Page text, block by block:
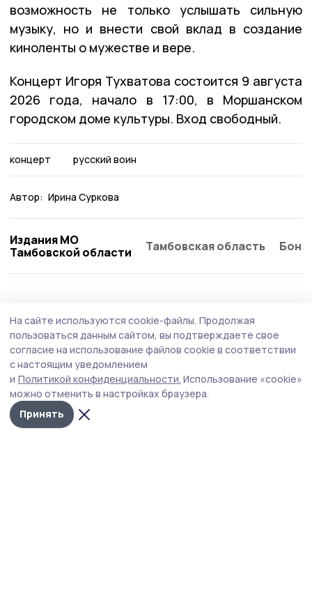
возможность не только услышать сильную
музыку, но и внести свой вклад в создание
киноленты о мужестве и вере.
Концерт Игоря Тухватова состоится 9 августа
2026 года, начало в 17:00, в Моршанском
городском доме культуры. Вход свободный.
концерт русский воин
Автор: Ирина Суркова
Издания МО
Тамбовской области
Тамбовская область
Помним, гордимся: «Ростелеком», Единая
Россия и «Леста» проведут кибертурнир
«Битва за Москву»
На сайте используются cookie-файлы. Продолжая
пользоваться данным сайтом, вы подтверждаете свое
согласие на использование файлов cookie в соответствии
с настоящим уведомлением
и Политикой конфиденциальности. Использование «cookie»
можно отменить в настройках браузера.
Принять